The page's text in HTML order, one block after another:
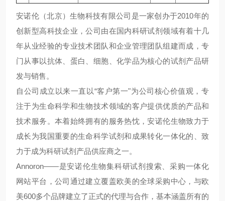
安诺伦（北京）生物科技有限公司是一家创办于2010年的
创新型高科技企业，公司由在国内科研试剂领域有着十几
年从业经验的专业技术团队和企业管理团队组建而成，专
门从事以抗体、蛋白、细胞、化学品为核心的试剂产品研
发与销售。
自公司成立以来一直以“客户第一"为公司核心价值观，专
注于为生命科学和生物技术领域的客户提供优质的产品和
技术服务。本着始终拥有的服务热忱，安诺伦生物致力于
成长为我国重要的生命科学试剂和成果转化一体化的、致
力于成为科研试剂产品供应商之一。
Annoron——是安诺伦生物集科研试剂搜索、采购一体化
网站平台，公司通过建立覆盖欧美的全球采购中心，与欧
美600多个品牌建立了正式的代理与合作，基本涵盖所有的